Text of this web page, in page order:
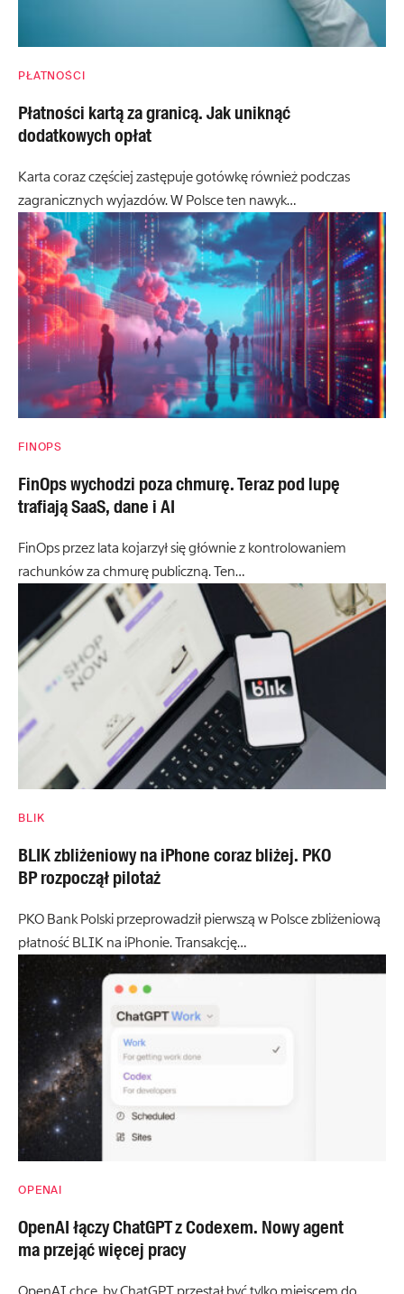
PŁATNOŚCI
Płatności kartą za granicą. Jak uniknąć
dodatkowych opłat
Karta coraz częściej zastępuje gotówkę również podczas
zagranicznych wyjazdów. W Polsce ten nawyk…
FINOPS
FinOps wychodzi poza chmurę. Teraz pod lupę
trafiają SaaS, dane i AI
FinOps przez lata kojarzył się głównie z kontrolowaniem
rachunków za chmurę publiczną. Ten…
BLIK
BLIK zbliżeniowy na iPhone coraz bliżej. PKO
BP rozpoczął pilotaż
PKO Bank Polski przeprowadził pierwszą w Polsce zbliżeniową
płatność BLIK na iPhonie. Transakcję…
OPENAI
OpenAI łączy ChatGPT z Codexem. Nowy agent
ma przejąć więcej pracy